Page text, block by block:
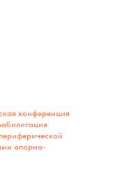
конференция
опорно-